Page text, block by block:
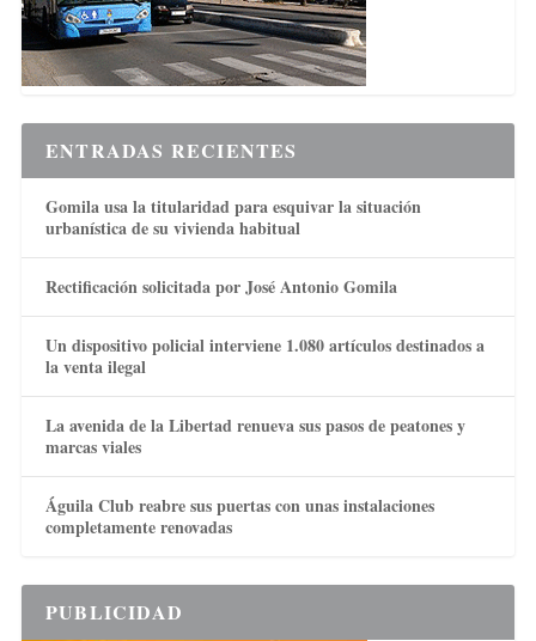
ENTRADAS RECIENTES
Gomila usa la titularidad para esquivar la situación
urbanística de su vivienda habitual
Rectificación solicitada por José Antonio Gomila
Un dispositivo policial interviene 1.080 artículos destinados a
la venta ilegal
La avenida de la Libertad renueva sus pasos de peatones y
marcas viales
Águila Club reabre sus puertas con unas instalaciones
completamente renovadas
PUBLICIDAD